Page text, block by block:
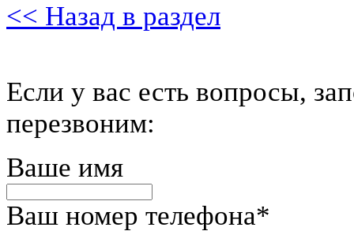
<< Назад в раздел
Если у вас есть вопросы,
перезвоним:
Ваше имя
Ваш номер телефона*